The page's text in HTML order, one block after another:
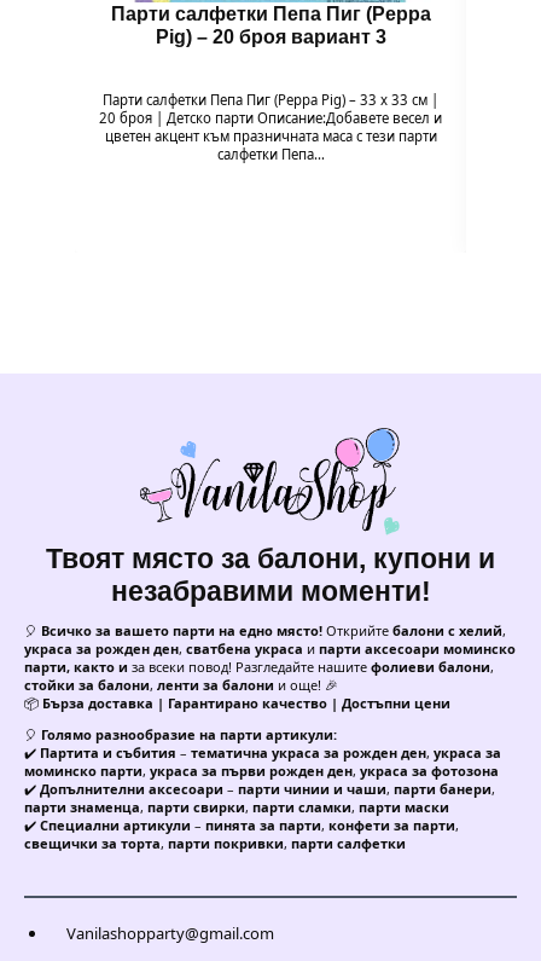
Парти салфетки Пепа Пиг (Peppa
Pig) – 20 броя вариант 3
Парти салфетки Пепа Пиг (Peppa Pig) – 33 x 33 см |
20 броя | Детско парти Описание:Добавете весел и
цветен акцент към празничната маса с тези парти
салфетки Пепа…
Твоят място за балони, купони и
незабравими моменти!
🎈 Всичко за вашето парти на едно място! Открийте балони с хелий,
украса за рожден ден, сватбена украса и парти аксесоари моминско
парти, както и за всеки повод! Разгледайте нашите фолиеви балони,
стойки за балони, ленти за балони и още! 🎉
📦 Бърза доставка | Гарантирано качество | Достъпни цени
🎈 Голямо разнообразие на парти артикули:
✔️ Партита и събития – тематична украса за рожден ден, украса за
моминско парти, украса за първи рожден ден, украса за фотозона
✔️ Допълнителни аксесоари – парти чинии и чаши, парти банери,
парти знаменца, парти свирки, парти сламки, парти маски
✔️ Специални артикули – пинята за парти, конфети за парти,
свещички за торта, парти покривки, парти салфетки
Vanilashopparty@gmail.com